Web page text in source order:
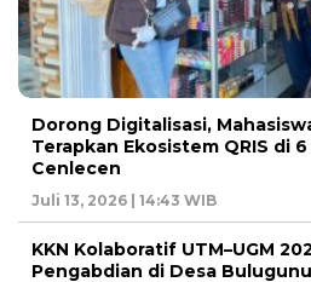
Dorong Digitalisasi,
Terapkan Ekosistem QRIS di
Cenlecen
Juli 13, 2026 | 14:43 WIB
KKN Kolaboratif UTM–UGM
Pengabdian di Desa